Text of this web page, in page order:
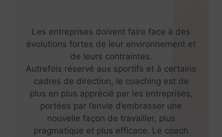
Les entreprises doivent faire face à des
évolutions fortes de leur environnement et
de leurs contraintes.
Autrefois réservé aux sportifs et à certains
cadres de direction, le coaching est de
plus en plus apprécié par les entreprises,
portées par l’envie d’embrasser une
nouvelle façon de travailler, plus
pragmatique et plus efficace. Le coach